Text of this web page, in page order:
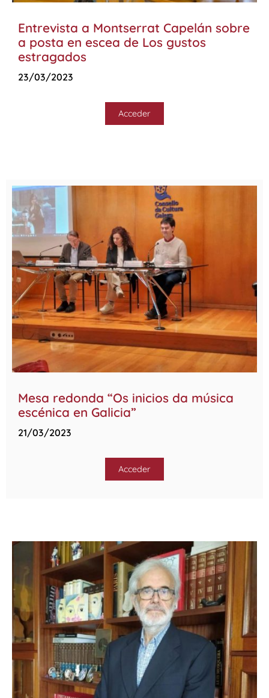
Entrevista a Montserrat Capelán sobre
a posta en escea de Los gustos
estragados
23/03/2023
Acceder
Mesa redonda “Os inicios da música
escénica en Galicia”
21/03/2023
Acceder